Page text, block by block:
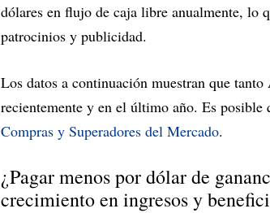
dólares en flujo de caja libre anualmente, lo
patrocinios y publicidad.
Los datos a continuación muestran que
recientemente y en el último año. Es posible
Compras y Superadores del Mercado.
¿Pagar menos por dólar de
crecimiento en ingresos y